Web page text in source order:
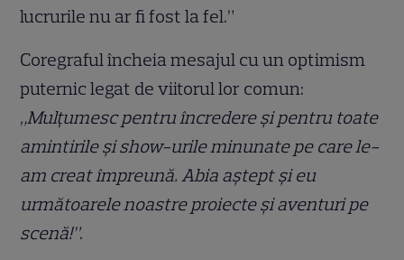
lucrurile nu ar fi fost la fel.”
Coregraful încheia mesajul cu un optimism
puternic legat de viitorul lor comun:
„Mulțumesc pentru încredere și pentru toate
amintirile și show-urile minunate pe care le-
am creat împreună. Abia aștept și eu
următoarele noastre proiecte și aventuri pe
scenă!”.